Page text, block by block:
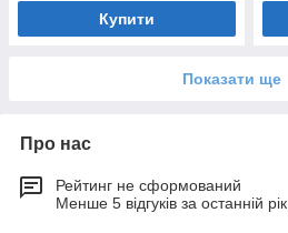
Купити
Показати ще
Про нас
Рейтинг не сформований
Менше 5 відгуків за останній рік